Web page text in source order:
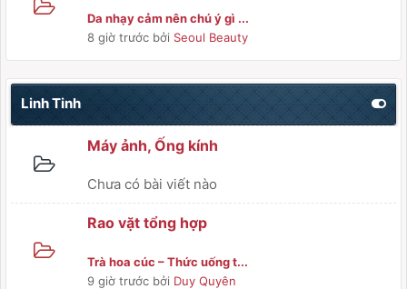
Da nhạy cảm nên chú ý gì ...
8 giờ trước bởi Seoul Beauty
Linh Tinh
Máy ảnh, Ống kính
Chưa có bài viết nào
Rao vặt tổng hợp
Trà hoa cúc – Thức uống t...
9 giờ trước bởi Duy Quyên